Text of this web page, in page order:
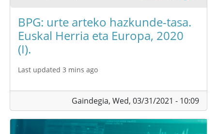
BPG: urte arteko hazkunde-tasa.
Euskal Herria eta Europa, 2020
(I).
Last updated 3 mins ago
Gaindegia, Wed, 03/31/2021 - 10:09